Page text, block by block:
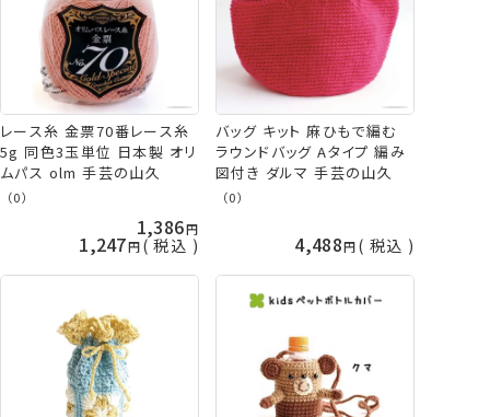
レース糸 金票70番レース糸
5g 同色3玉単位 日本製 オリ
ムパス olm 手芸の山久
（0）
1,386
1,247 税込
バッグ キット 麻ひもで編む
ラウンドバッグ Aタイプ 編み
図付き ダルマ 手芸の山久
（0）
4,488 税込